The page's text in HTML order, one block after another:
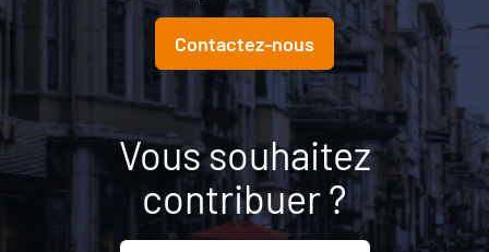
Contactez-nous
Vous souhaitez
contribuer ?